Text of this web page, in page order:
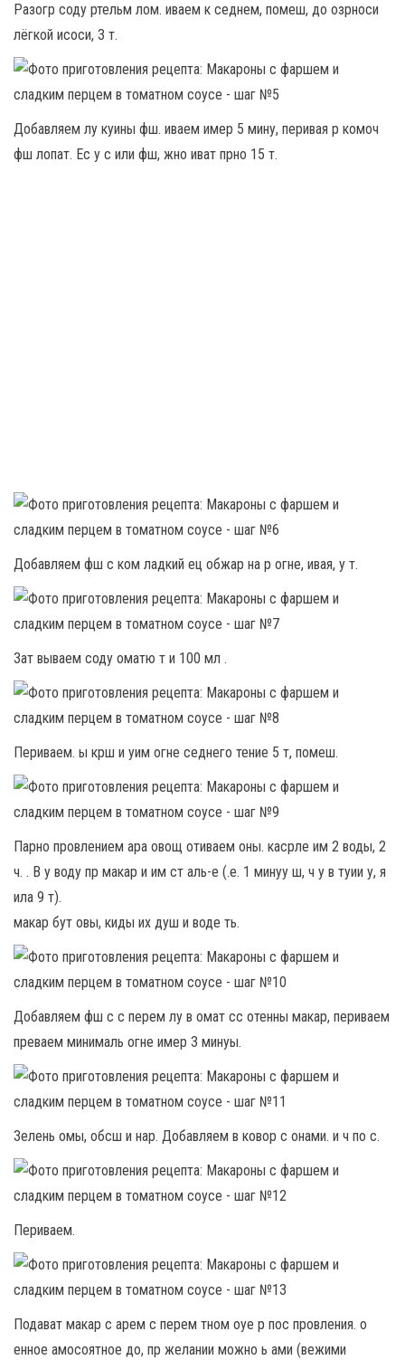
Разогр соду ртельм лом. иваем к седнем, помеш, до озрноси
лёгкой исоси, 3 т.
Добавляем лу куины фш. иваем имер 5 мину, перивая р комоч
фш лопат. Ес у с или фш, жно иват прно 15 т.
Добавляем фш с ком ладкий ец обжар на р огне, ивая, у т.
Зат вываем соду оматю т и 100 мл .
Периваем. ы крш и уим огне седнего тение 5 т, помеш.
Парно провлением ара овощ отиваем оны. касрле им 2 воды, 2
ч. . В у воду пр макар и им ст аль-е (.е. 1 минуу ш, ч у в туии у, я
ила 9 т).
макар бут овы, киды их душ и воде ть.
Добавляем фш с с перем лу в омат сс отенны макар, периваем
преваем минималь огне имер 3 минуы.
Зелень омы, обсш и нар. Добавляем в ковор с онами. и ч по с.
Периваем.
Подават макар с арем с перем тном оуе р пос провления. о
енное амосоятное до, пр желании можно ь ами (вежими